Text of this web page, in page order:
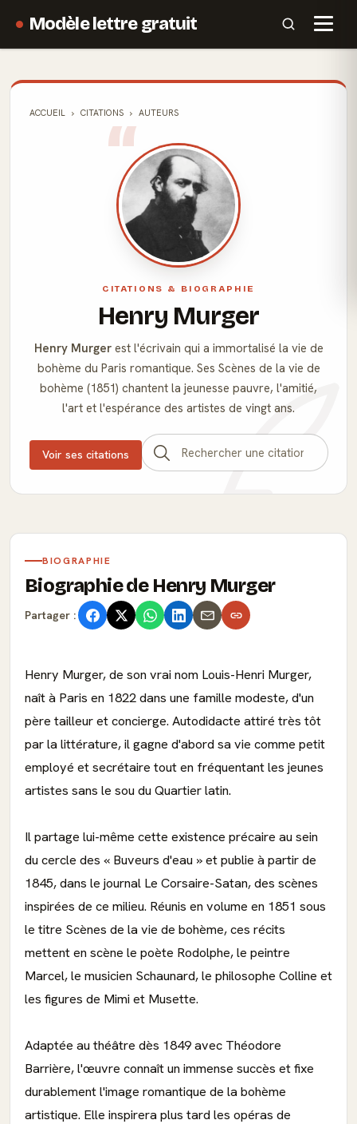
Modèle lettre gratuit
ACCUEIL CITATIONS AUTEURS
CITATIONS & BIOGRAPHIE
Henry Murger
Henry Murgerest l'écrivain qui a immortalisé la vie de
bohème du Paris romantique. Ses Scènes de la vie de
bohème (1851) chantent la jeunesse pauvre, l'amitié,
l'art et l'espérance des artistes de vingt ans.
Voir ses citations
BIOGRAPHIE
Biographie de Henry Murger
Partager :
Henry Murger, de son vrai nom Louis-Henri Murger,
naît à Paris en 1822 dans une famille modeste, d'un
père tailleur et concierge. Autodidacte attiré très tôt
par la littérature, il gagne d'abord sa vie comme petit
employé et secrétaire tout en fréquentant les jeunes
artistes sans le sou du Quartier latin.
Il partage lui-même cette existence précaire au sein
du cercle des « Buveurs d'eau » et publie à partir de
1845, dans le journal Le Corsaire-Satan, des scènes
inspirées de ce milieu. Réunis en volume en 1851 sous
le titre Scènes de la vie de bohème, ces récits
mettent en scène le poète Rodolphe, le peintre
Marcel, le musicien Schaunard, le philosophe Colline et
les figures de Mimi et Musette.
Adaptée au théâtre dès 1849 avec Théodore
Barrière, l'œuvre connaît un immense succès et fixe
durablement l'image romantique de la bohème
artistique. Elle inspirera plus tard les opéras de